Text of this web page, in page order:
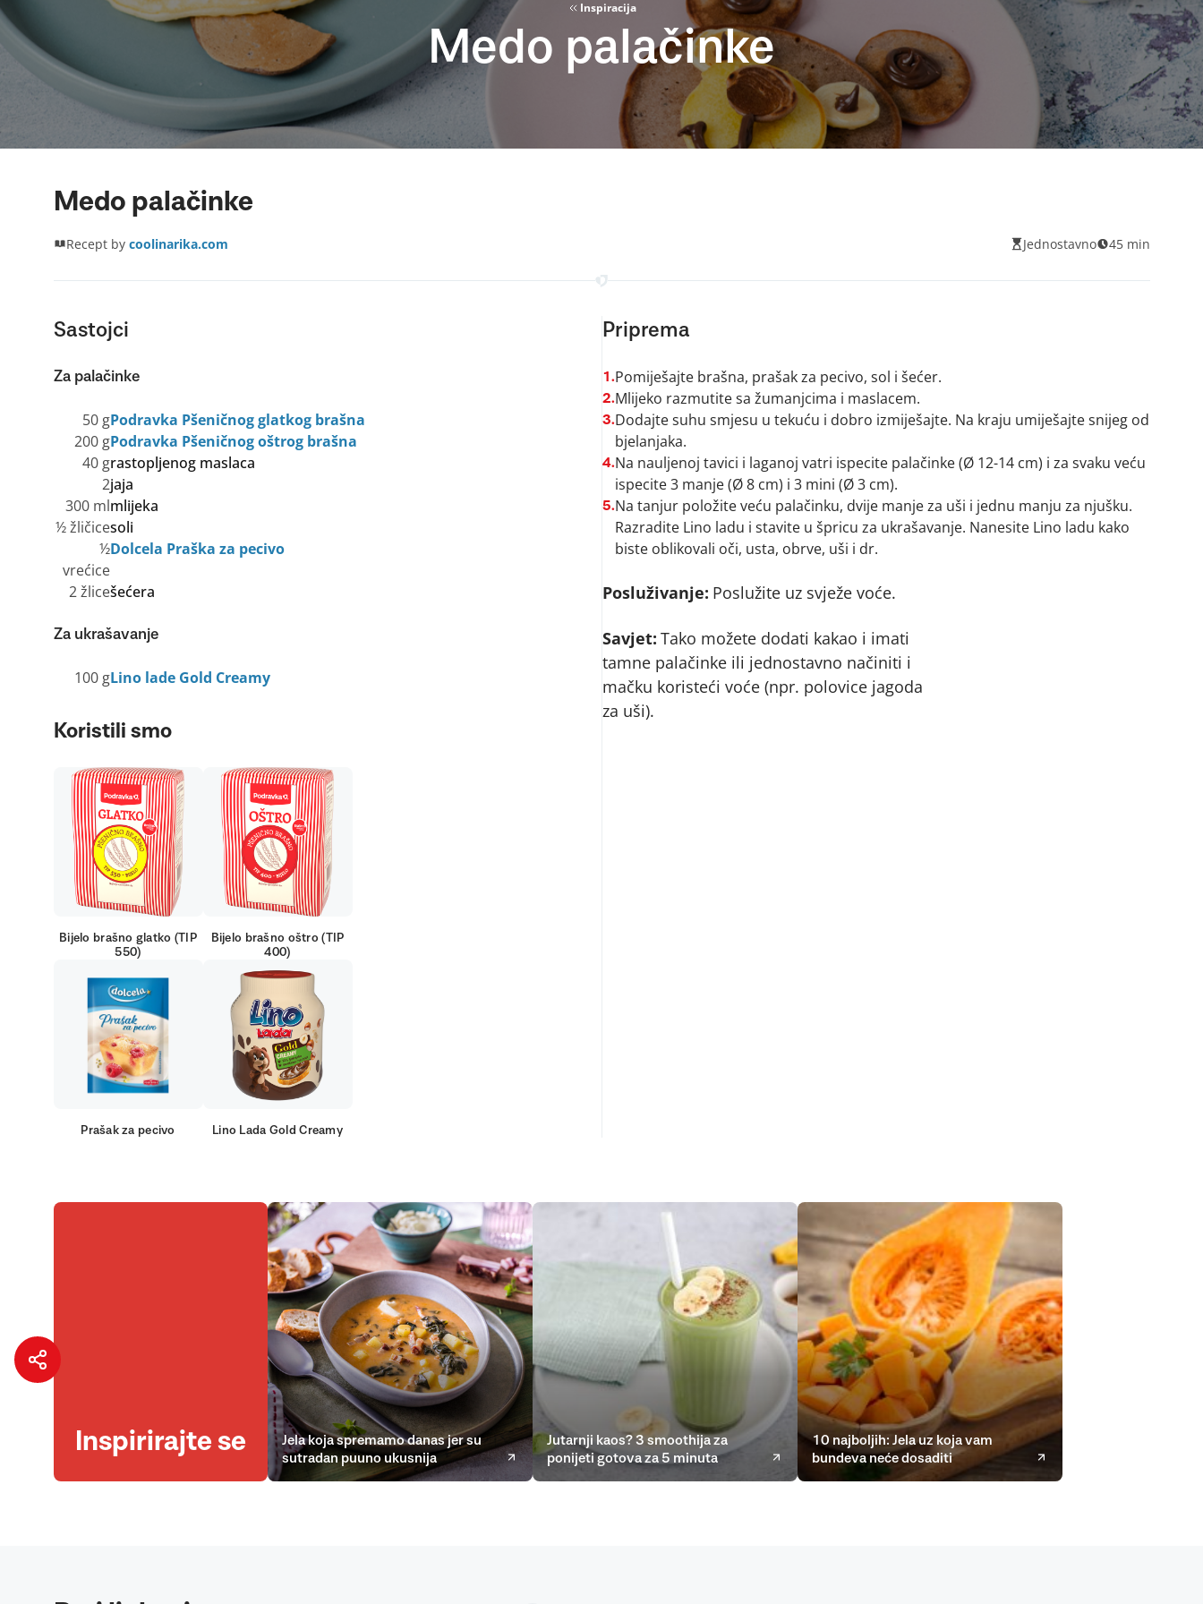
Inspiracija
Medo palačinke
Medo palačinke
Recept by coolinarika.com Jednostavno 45 min
Sastojci
Za palačinke
50 gPodravka Pšeničnog glatkog brašna
200 gPodravka Pšeničnog oštrog brašna
40 grastopljenog maslaca
2jaja
300 mlmlijeka
½ žličicesoli
½
vrećice
Dolcela Praška za pecivo
2 žlicešećera
Za ukrašavanje
100 gLino lade Gold Creamy
Koristili smo
Bijelo brašno glatko (TIP
550)
Bijelo brašno oštro (TIP
400)
Prašak za pecivo Lino Lada Gold Creamy
Priprema
1.Pomiješajte brašna, prašak za pecivo, sol i šećer.
2.Mlijeko razmutite sa žumanjcima i maslacem.
3.Dodajte suhu smjesu u tekuću i dobro izmiješajte. Na kraju umiješajte snijeg od
bjelanjaka.
4.Na nauljenoj tavici i laganoj vatri ispecite palačinke (Ø 12-14 cm) i za svaku veću
ispecite 3 manje (Ø 8 cm) i 3 mini (Ø 3 cm).
5.Na tanjur položite veću palačinku, dvije manje za uši i jednu manju za njušku.
Razradite Lino ladu i stavite u špricu za ukrašavanje. Nanesite Lino ladu kako
biste oblikovali oči, usta, obrve, uši i dr.
Posluživanje: Poslužite uz svježe voće.
Savjet: Tako možete dodati kakao i imati
tamne palačinke ili jednostavno načiniti i
mačku koristeći voće (npr. polovice jagoda
za uši).
Inspirirajte se
Jela koja spremamo danas jer su
sutradan puuno ukusnija
Jutarnji kaos? 3 smoothija za
ponijeti gotova za 5 minuta
10 najboljih: Jela uz koja vam
bundeva neće dosaditi